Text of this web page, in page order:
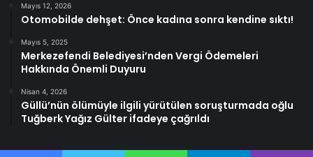
Mayıs 12, 2026
Otomobilde dehşet: Önce kadına sonra kendine sıktı!
Mayıs 5, 2025
Merkezefendi Belediyesi’nden Vergi Ödemeleri
Hakkında Önemli Duyuru
Nisan 4, 2026
Güllü’nün ölümüyle ilgili yürütülen soruşturmada oğlu
Tuğberk Yağız Gülter ifadeye çağrıldı